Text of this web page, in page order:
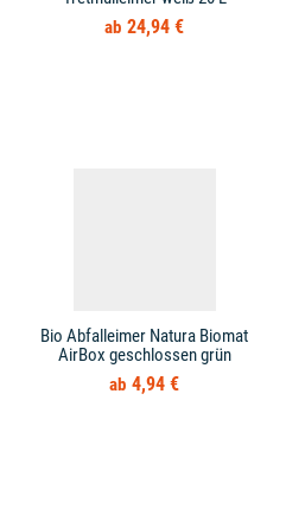
24,94 €
Bio Abfalleimer Natura Biomat
AirBox geschlossen grün
4,94 €